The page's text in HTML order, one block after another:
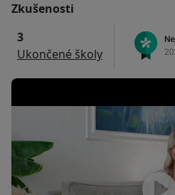
Zkušenosti
3
Ukončené školy